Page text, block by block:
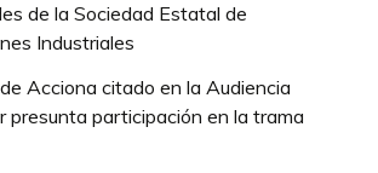
de la Sociedad Estatal de
Industriales
Acciona citado en la Audiencia
presunta participación en la trama